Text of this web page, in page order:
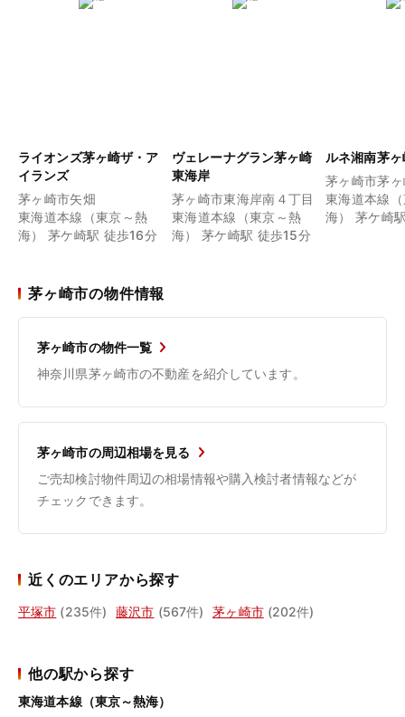
ライオンズ茅ヶ崎ザ・ア
イランズ
茅ヶ崎市矢畑
東海道本線（東京～熱
海） 茅ケ崎駅 徒歩16分
ヴェレーナグラン茅ヶ崎
東海岸
茅ヶ崎市東海岸南４丁目
東海道本線（東京～熱
海） 茅ケ崎駅 徒歩15分
ルネ湘南茅ヶ
茅ヶ崎市茅
東海道本線
海） 茅ケ崎
茅ヶ崎市の物件情報
茅ヶ崎市の物件一覧
神奈川県茅ヶ崎市の不動産を紹介しています。
茅ヶ崎市の周辺相場を見る
ご売却検討物件周辺の相場情報や購入検討者情報などが
チェックできます。
近くのエリアから探す
平塚市 (235件) 藤沢市 (567件) 茅ヶ崎市 (202件)
他の駅から探す
東海道本線（東京～熱海）